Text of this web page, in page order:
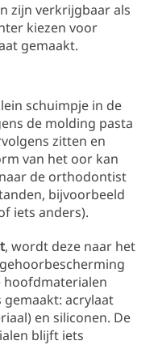
zijn verkrijgbaar als
kiezen voor
gemaakt.
schuimpje in de
de molding pasta
zitten en
van het oor kan
de orthodontist
bijvoorbeeld
iets anders).
, wordt deze naar het
hoofdmaterialen
acrylaat
en siliconen. De
blijft iets